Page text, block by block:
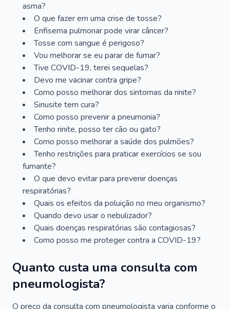
asma?
O que fazer em uma crise de tosse?
Enfisema pulmonar pode virar câncer?
Tosse com sangue é perigoso?
Vou melhorar se eu parar de fumar?
Tive COVID-19, terei sequelas?
Devo me vacinar contra gripe?
Como posso melhorar dos sintomas da rinite?
Sinusite tem cura?
Como posso prevenir a pneumonia?
Tenho rinite, posso ter cão ou gato?
Como posso melhorar a saúde dos pulmões?
Tenho restrições para praticar exercícios se sou
fumante?
O que devo evitar para prevenir doenças
respiratórias?
Quais os efeitos da poluição no meu organismo?
Quando devo usar o nebulizador?
Quais doenças respiratórias são contagiosas?
Como posso me proteger contra a COVID-19?
Quanto custa uma consulta com
pneumologista?
O preço da consulta com pneumologista varia conforme o